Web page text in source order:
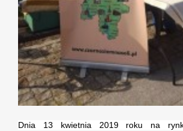
Dnia 13 kwietnia 2019 roku na